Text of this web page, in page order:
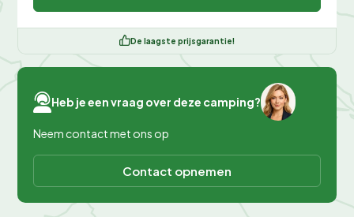
De laagste prijsgarantie!
Heb je een vraag over deze camping?
Neem contact met ons op
Contact opnemen